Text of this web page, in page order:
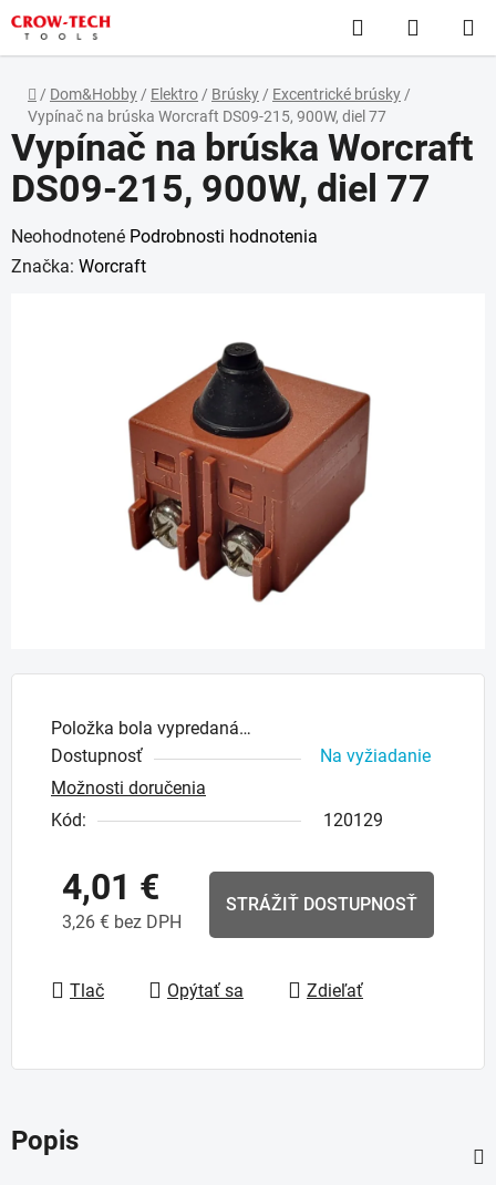
Prejsť
na
obsah
Hľadať
KOŠÍK
Domov
/ Dom&Hobby / Elektro / Brúsky / Excentrické brúsky /
Vypínač na brúska Worcraft DS09-215, 900W, diel 77
Položka bola vypredaná…
Dostupnosť
Na vyžiadanie
Možnosti doručenia
Kód:
120129
4,01 €
3,26 € bez DPH
STRÁŽIŤ DOSTUPNOSŤ
Tlač Opýtať sa Zdieľať
Vypínač na brúska Worcraft
DS09-215, 900W, diel 77
Priemerné
hodnotenie
Neohodnotené Podrobnosti hodnotenia
Značka: Worcraft
Popis